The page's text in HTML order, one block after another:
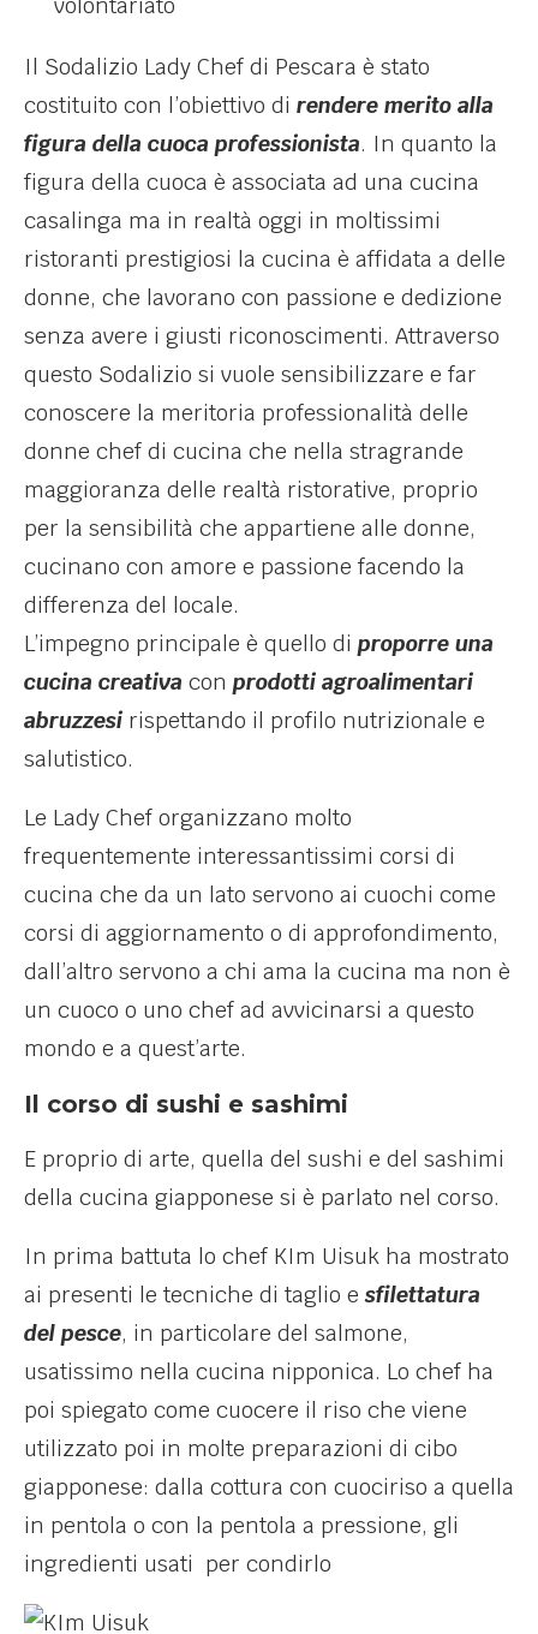
Il Sodalizio Lady Chef di Pescara è stato
costituito con l’obiettivo di rendere merito alla
figura della cuoca professionista. In quanto la
figura della cuoca è associata ad una cucina
casalinga ma in realtà oggi in moltissimi
ristoranti prestigiosi la cucina è affidata a delle
donne, che lavorano con passione e dedizione
senza avere i giusti riconoscimenti. Attraverso
questo Sodalizio si vuole sensibilizzare e far
conoscere la meritoria professionalità delle
donne chef di cucina che nella stragrande
maggioranza delle realtà ristorative, proprio
per la sensibilità che appartiene alle donne,
cucinano con amore e passione facendo la
differenza del locale.
L’impegno principale è quello di proporre una
cucina creativa con prodotti agroalimentari
abruzzesi rispettando il profilo nutrizionale e
salutistico.
Le Lady Chef organizzano molto
frequentemente interessantissimi corsi di
cucina che da un lato servono ai cuochi come
corsi di aggiornamento o di approfondimento,
dall’altro servono a chi ama la cucina ma non è
un cuoco o uno chef ad avvicinarsi a questo
mondo e a quest’arte.
Il corso di sushi e sashimi
E proprio di arte, quella del sushi e del sashimi
della cucina giapponese si è parlato nel corso.
In prima battuta lo chef KIm Uisuk ha mostrato
ai presenti le tecniche di taglio e sfilettatura
del pesce, in particolare del salmone,
usatissimo nella cucina nipponica. Lo chef ha
poi spiegato come cuocere il riso che viene
utilizzato poi in molte preparazioni di cibo
giapponese: dalla cottura con cuociriso a quella
in pentola o con la pentola a pressione, gli
ingredienti usati per condirlo